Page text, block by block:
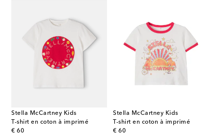
Stella McCartney Kids
T-shirt en coton à imprimé
€ 60
original price
Stella McCartney Kids
T-shirt en coton à imprimé
€ 60
original price